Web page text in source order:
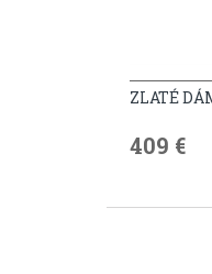
ZLATÉ
409 €